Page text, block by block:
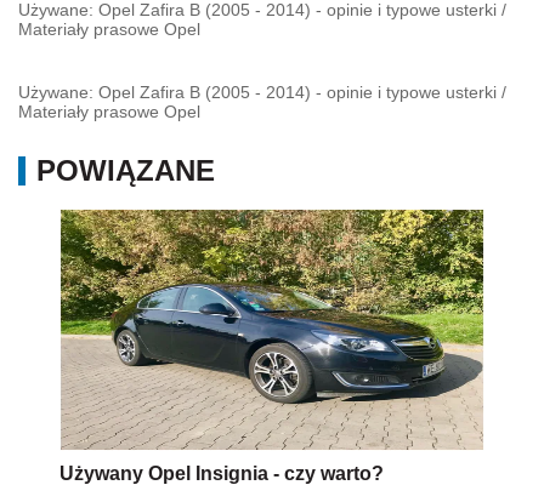
Używane: Opel Zafira B (2005 - 2014) - opinie i typowe usterki /
Materiały prasowe Opel
Używane: Opel Zafira B (2005 - 2014) - opinie i typowe usterki /
Materiały prasowe Opel
POWIĄZANE
Używany Opel Insignia - czy warto?